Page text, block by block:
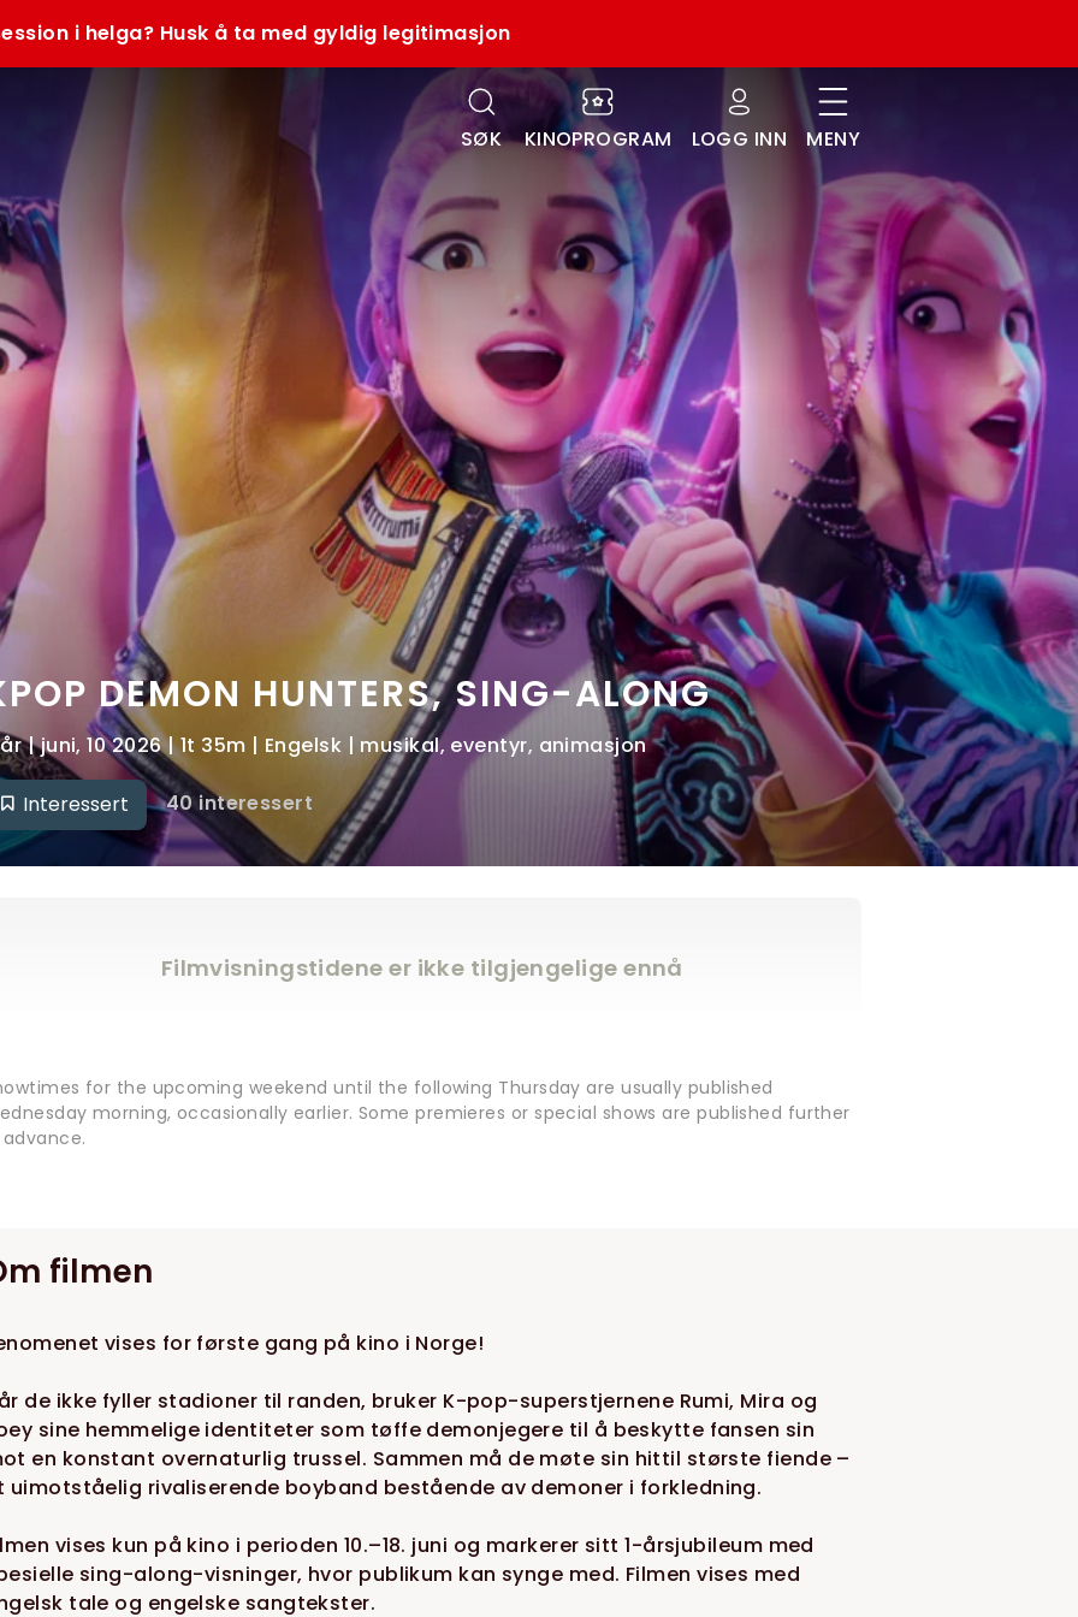
i helga? Husk å ta med gyldig legitimasjon
SØK KINOPROGRAM LOGG INN MENY
DEMON HUNTERS, SING-ALONG
| juni, 10 2026 | 1t 35m | Engelsk | musikal, eventyr, animasjon
Interessert 40 interessert
Filmvisningstidene er ikke tilgjengelige ennå
for the upcoming weekend until the following Thursday are usually published
morning, occasionally earlier. Some premieres or special shows are published further
filmen
vises for første gang på kino i Norge!
de ikke fyller stadioner til randen, bruker K-pop-superstjernene Rumi, Mira og
sine hemmelige identiteter som tøffe demonjegere til å beskytte fansen sin
en konstant overnaturlig trussel. Sammen må de møte sin hittil største fiende –
uimotståelig rivaliserende boyband bestående av demoner i forkledning.
vises kun på kino i perioden 10.–18. juni og markerer sitt 1-årsjubileum med
sing-along-visninger, hvor publikum kan synge med. Filmen vises med
tale og engelske sangtekster.